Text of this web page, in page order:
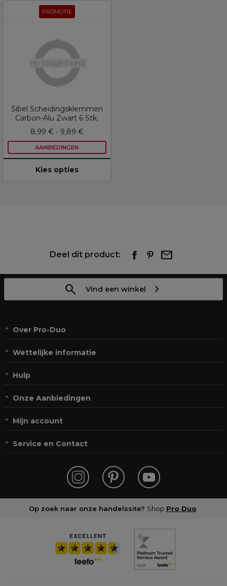
PROMOTIE
Sibel Scheidingsklemmen
Carbon-Alu Zwart 6 Stk.
8,99 € - 9,89 €
AANBIEDINGEN
Kies opties
Deel dit product:
Vind een winkel
Over Pro-Duo
Wettelijke informatie
Hulp
Onze Aanbiedingen
Mijn account
Service en Contact
Op zoek naar onze handelssite? Shop Pro Duo